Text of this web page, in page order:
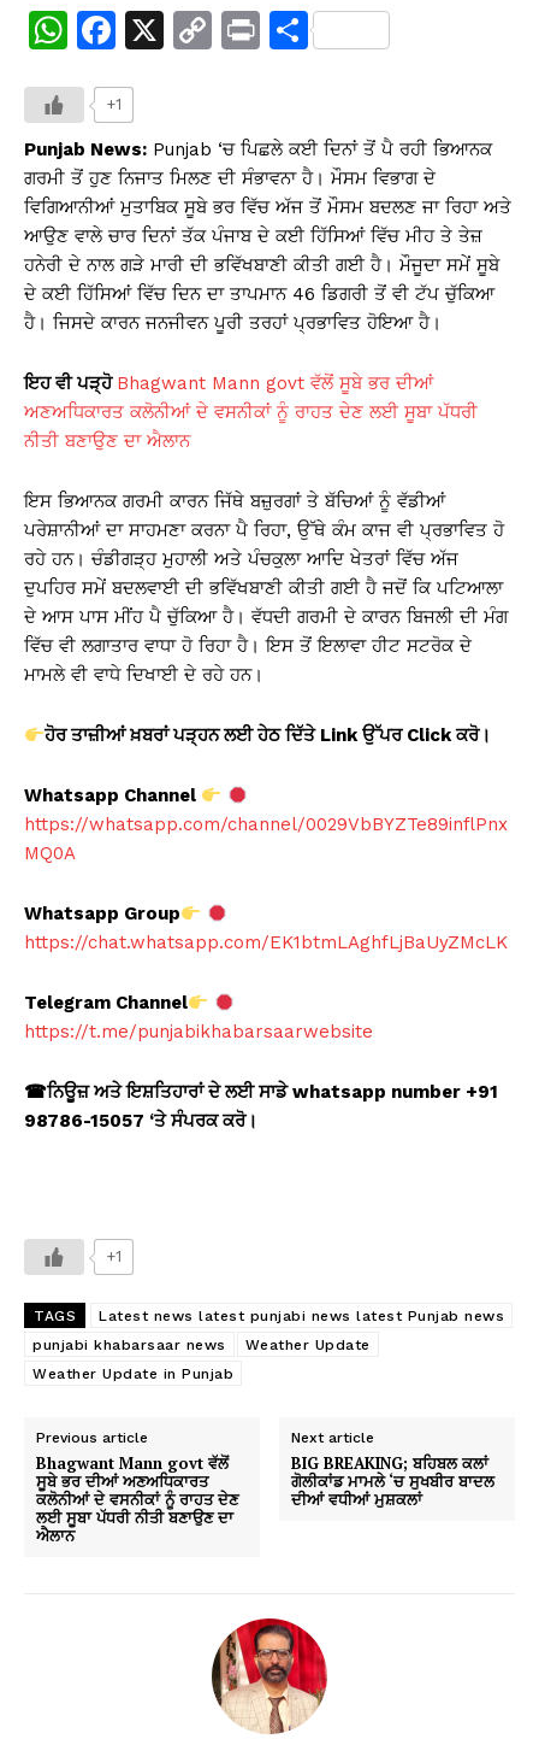
W
at
s
A
p
p
F
c
e
b
o
o
k
X
C
y
Li
n
k
Pr S
e
+1
Punjab News: Punjab ‘ਚ ਪਿਛਲੇ ਕਈ ਦਿਨਾਂ ਤੋਂ ਪੈ ਰਹੀ ਭਿਆਨਕ
ਗਰਮੀ ਤੋਂ ਹੁਣ ਨਿਜਾਤ ਮਿਲਣ ਦੀ ਸੰਭਾਵਨਾ ਹੈ। ਮੌਸਮ ਵਿਭਾਗ ਦੇ
ਵਿਗਿਆਨੀਆਂ ਮੁਤਾਬਿਕ ਸੂਬੇ ਭਰ ਵਿੱਚ ਅੱਜ ਤੋਂ ਮੌਸਮ ਬਦਲਣ ਜਾ ਰਿਹਾ ਅਤੇ
ਆਉਣ ਵਾਲੇ ਚਾਰ ਦਿਨਾਂ ਤੱਕ ਪੰਜਾਬ ਦੇ ਕਈ ਹਿੱਸਿਆਂ ਵਿੱਚ ਮੀਹ ਤੇ ਤੇਜ਼
ਹਨੇਰੀ ਦੇ ਨਾਲ ਗੜੇ ਮਾਰੀ ਦੀ ਭਵਿੱਖਬਾਣੀ ਕੀਤੀ ਗਈ ਹੈ। ਮੌਜੂਦਾ ਸਮੇਂ ਸੂਬੇ
ਦੇ ਕਈ ਹਿੱਸਿਆਂ ਵਿੱਚ ਦਿਨ ਦਾ ਤਾਪਮਾਨ 46 ਡਿਗਰੀ ਤੋਂ ਵੀ ਟੱਪ ਚੁੱਕਿਆ
ਹੈ। ਜਿਸਦੇ ਕਾਰਨ ਜਨਜੀਵਨ ਪੂਰੀ ਤਰਹਾਂ ਪ੍ਰਭਾਵਿਤ ਹੋਇਆ ਹੈ।
ਇਹ ਵੀ ਪੜ੍ਹੋ Bhagwant Mann govt ਵੱਲੋਂ ਸੂਬੇ ਭਰ ਦੀਆਂ
ਅਣਅਧਿਕਾਰਤ ਕਲੋਨੀਆਂ ਦੇ ਵਸਨੀਕਾਂ ਨੂੰ ਰਾਹਤ ਦੇਣ ਲਈ ਸੂਬਾ ਪੱਧਰੀ
ਨੀਤੀ ਬਣਾਉਣ ਦਾ ਐਲਾਨ
ਇਸ ਭਿਆਨਕ ਗਰਮੀ ਕਾਰਨ ਜਿੱਥੇ ਬਜ਼ੁਰਗਾਂ ਤੇ ਬੱਚਿਆਂ ਨੂੰ ਵੱਡੀਆਂ
ਪਰੇਸ਼ਾਨੀਆਂ ਦਾ ਸਾਹਮਣਾ ਕਰਨਾ ਪੈ ਰਿਹਾ, ਉੱਥੇ ਕੰਮ ਕਾਜ ਵੀ ਪ੍ਰਭਾਵਿਤ ਹੋ
ਰਹੇ ਹਨ। ਚੰਡੀਗੜ੍ਹ ਮੁਹਾਲੀ ਅਤੇ ਪੰਚਕੁਲਾ ਆਦਿ ਖੇਤਰਾਂ ਵਿੱਚ ਅੱਜ
ਦੁਪਹਿਰ ਸਮੇਂ ਬਦਲਵਾਈ ਦੀ ਭਵਿੱਖਬਾਣੀ ਕੀਤੀ ਗਈ ਹੈ ਜਦੋਂ ਕਿ ਪਟਿਆਲਾ
ਦੇ ਆਸ ਪਾਸ ਮੀਂਹ ਪੈ ਚੁੱਕਿਆ ਹੈ। ਵੱਧਦੀ ਗਰਮੀ ਦੇ ਕਾਰਨ ਬਿਜਲੀ ਦੀ ਮੰਗ
ਵਿੱਚ ਵੀ ਲਗਾਤਾਰ ਵਾਧਾ ਹੋ ਰਿਹਾ ਹੈ। ਇਸ ਤੋਂ ਇਲਾਵਾ ਹੀਟ ਸਟਰੋਕ ਦੇ
ਮਾਮਲੇ ਵੀ ਵਾਧੇ ਦਿਖਾਈ ਦੇ ਰਹੇ ਹਨ।
ਹੋਰ ਤਾਜ਼ੀਆਂ ਖ਼ਬਰਾਂ ਪੜ੍ਹਨ ਲਈ ਹੇਠ ਦਿੱਤੇ Linkਉੱਪਰ Clickਕਰੋ।
Whatsapp Channel
https://whatsapp.com/channel/0029VbBYZTe89inflPnx
MQ0A
Whatsapp Group
https://chat.whatsapp.com/EK1btmLAghfLjBaUyZMcLK
Telegram Channel
https://t.me/punjabikhabarsaarwebsite
☎ਨਿਊਜ਼ ਅਤੇ ਇਸ਼ਤਿਹਾਰਾਂ ਦੇ ਲਈ ਸਾਡੇ whatsapp number +91
98786-15057 ‘ਤੇ ਸੰਪਰਕ ਕਰੋ।
+1
TAGS
Latest news latest punjabi news latest Punjab news
punjabi khabarsaar news
Weather Update
Weather Update in Punjab
Previous article
Bhagwant Mann govt ਵੱਲੋਂ
ਸੂਬੇ ਭਰ ਦੀਆਂ ਅਣਅਧਿਕਾਰਤ
ਕਲੋਨੀਆਂ ਦੇ ਵਸਨੀਕਾਂ ਨੂੰ ਰਾਹਤ ਦੇਣ
ਲਈ ਸੂਬਾ ਪੱਧਰੀ ਨੀਤੀ ਬਣਾਉਣ ਦਾ
ਐਲਾਨ
Next article
BIG BREAKING; ਬਹਿਬਲ ਕਲਾਂ
ਗੋਲੀਕਾਂਡ ਮਾਮਲੇ ‘ਚ ਸੁਖਬੀਰ ਬਾਦਲ
ਦੀਆਂ ਵਧੀਆਂ ਮੁਸ਼ਕਲਾਂ